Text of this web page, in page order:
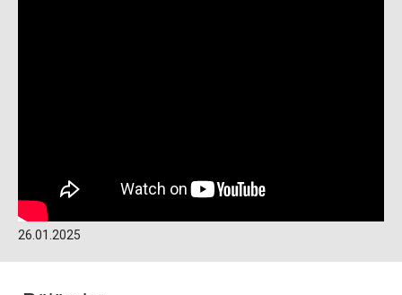
26.01.2025